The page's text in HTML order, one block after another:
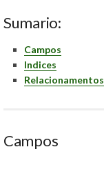
Sumario:
Campos
Indices
Relacionamentos
Campos